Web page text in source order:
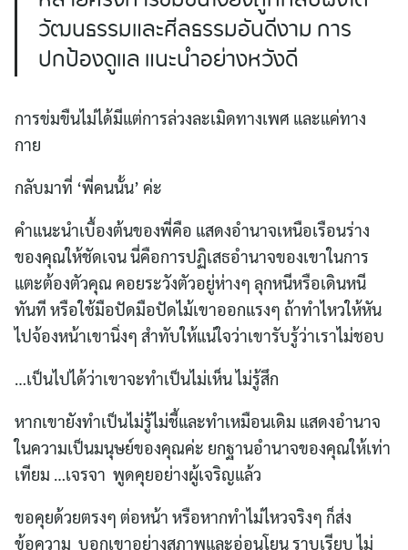
วัฒนธรรมและศีลธรรมอันดีงาม การ
ปกป้องดูแล แนะนำอย่างหวังดี
การข่มขืนไม่ได้มีแต่การล่วงละเมิดทางเพศ และแค่ทาง
กาย
กลับมาที่ ‘พี่คนนั้น’ ค่ะ
คำแนะนำเบื้องต้นของพี่คือ แสดงอำนาจเหนือเรือนร่าง
ของคุณให้ชัดเจน นี่คือการปฏิเสธอำนาจของเขาในการ
แตะต้องตัวคุณ คอยระวังตัวอยู่ห่างๆ ลุกหนีหรือเดินหนี
ทันที หรือใช้มือปัดมือปัดไม้เขาออกแรงๆ ถ้าทำไหวให้หัน
ไปจ้องหน้าเขานิ่งๆ สำทับให้แน่ใจว่าเขารับรู้ว่าเราไม่ชอบ
…เป็นไปได้ว่าเขาจะทำเป็นไม่เห็น ไม่รู้สึก
หากเขายังทำเป็นไม่รู้ไม่ชี้และทำเหมือนเดิม แสดงอำนาจ
ในความเป็นมนุษย์ของคุณค่ะ ยกฐานอำนาจของคุณให้เท่า
เทียม …เจรจา พูดคุยอย่างผู้เจริญแล้ว
ขอคุยด้วยตรงๆ ต่อหน้า หรือหากทำไม่ไหวจริงๆ ก็ส่ง
ข้อความ บอกเขาอย่างสุภาพและอ่อนโยน ราบเรียบ ไม่